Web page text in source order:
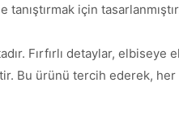
için
Fırfırlı detaylar, elbiseye
Bu ürünü tercih ederek,